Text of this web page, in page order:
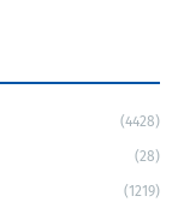
(4428)
(28)
(1219)